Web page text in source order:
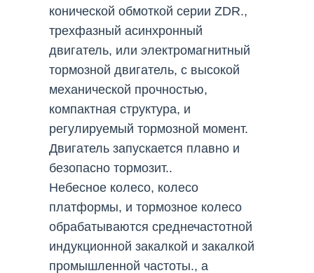
конической обмоткой серии ZDR.,
трехфазный асинхронный
двигатель, или электромагнитный
тормозной двигатель, с высокой
механической прочностью,
компактная структура, и
регулируемый тормозной момент.
Двигатель запускается плавно и
безопасно тормозит..
Небесное колесо, колесо
платформы, и тормозное колесо
обрабатываются среднечастотной
индукционной закалкой и закалкой
промышленной частоты., а